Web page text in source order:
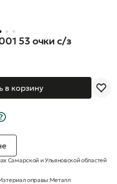
53 очки с/з
в корзину
Самарской и Ульяновской областей
оправы:Металл